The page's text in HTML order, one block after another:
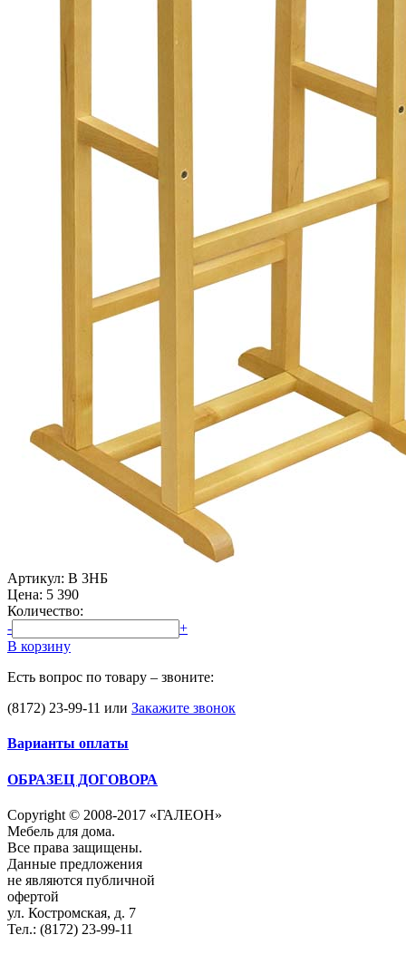
Артикул: В 3НБ
Цена: 5 390
Количество:
-
+
В корзину
Есть вопрос по товару – звоните:
(8172) 23-99-11 или Закажите звонок
Варианты оплаты
ОБРАЗЕЦ ДОГОВОРА
Copyright © 2008-2017 «ГАЛЕОН»
Мебель для дома.
Все права защищены.
Данные предложения
не являются публичной
офертой
ул. Костромская, д. 7
Тел.: (8172) 23-99-11